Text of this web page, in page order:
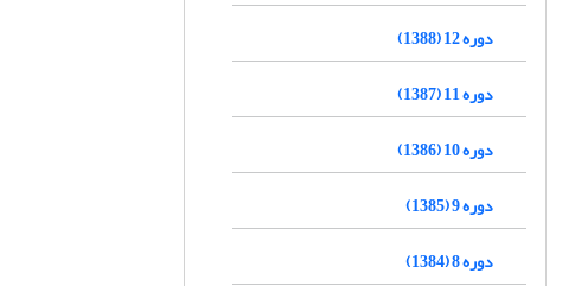
دوره 12 (1388)
دوره 11 (1387)
دوره 10 (1386)
دوره 9 (1385)
دوره 8 (1384)